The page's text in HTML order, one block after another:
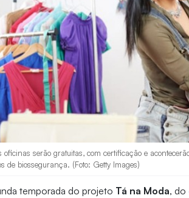
oficinas serão gratuitas, com certificação e
de biossegurança. (Foto: Getty Images)
temporada do projeto Tá na Moda, do